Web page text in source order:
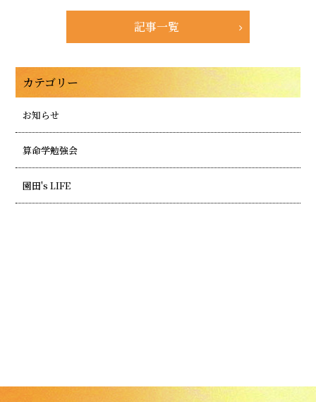
記事一覧
カテゴリー
お知らせ
算命学勉強会
園田's LIFE